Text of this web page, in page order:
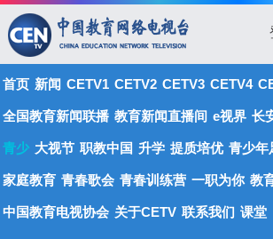
首页 新闻 CETV1 CETV2 CETV3 CETV4
全国教育新闻联播 教育新闻直播间 e视界 长
青少 大视节 职教中国 升学 提质培优 青少年
家庭教育 青春歌会 青春训练营 一职为你 教
中国教育电视协会 关于CETV 联系我们 课堂